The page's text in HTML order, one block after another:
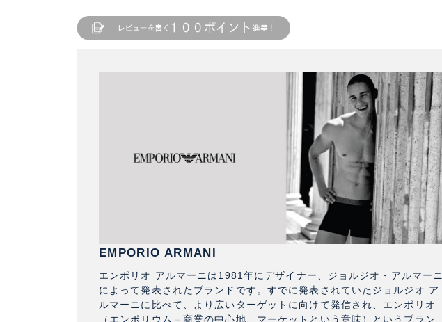
EMPORIO ARMANI
エンポリオ アルマーニは1981年にデザイナー、ジョルジオ・アルマーニ
によって発表されたブランドです。すでに発表されていたジョルジオ ア
ルマーニに比べて、より広いターゲットに向けて発信され、エンポリオ
（エンポリウム＝商業の中心地、マーケットという意味）というブラン